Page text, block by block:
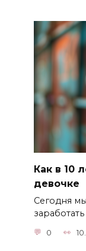
Как в 10
девочке
Сегодня
0